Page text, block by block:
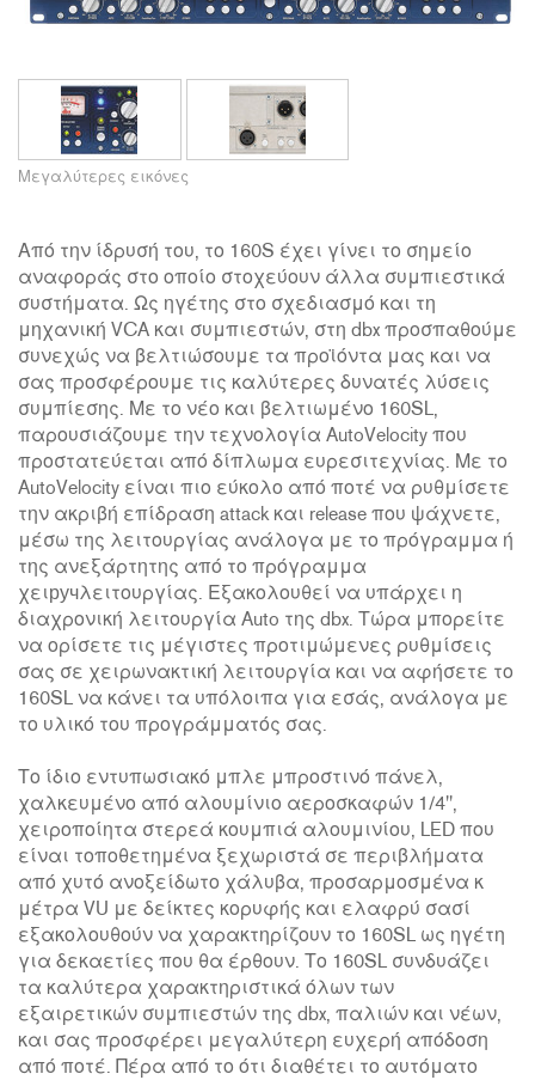
Μεγαλύτερες εικόνες
Από την ίδρυσή του, το 160S έχει γίνει το σημείο
αναφοράς στο οποίο στοχεύουν άλλα συμπιεστικά
συστήματα. Ως ηγέτης στο σχεδιασμό και τη
μηχανική VCA και συμπιεστών, στη dbx προσπαθούμε
συνεχώς να βελτιώσουμε τα προϊόντα μας και να
σας προσφέρουμε τις καλύτερες δυνατές λύσεις
συμπίεσης. Με το νέο και βελτιωμένο 160SL,
παρουσιάζουμε την τεχνολογία AutoVelocity που
προστατεύεται από δίπλωμα ευρεσιτεχνίας. Με το
AutoVelocity είναι πιο εύκολο από ποτέ να ρυθμίσετε
την ακριβή επίδραση attack και release που ψάχνετε,
μέσω της λειτουργίας ανάλογα με το πρόγραμμα ή
της ανεξάρτητης από το πρόγραμμα
χειручλειτουργίας. Εξακολουθεί να υπάρχει η
διαχρονική λειτουργία Auto της dbx. Τώρα μπορείτε
να ορίσετε τις μέγιστες προτιμώμενες ρυθμίσεις
σας σε χειρωνακτική λειτουργία και να αφήσετε το
160SL να κάνει τα υπόλοιπα για εσάς, ανάλογα με
το υλικό του προγράμματός σας.
Το ίδιο εντυπωσιακό μπλε μπροστινό πάνελ,
χαλκευμένο από αλουμίνιο αεροσκαφών 1/4",
χειροποίητα στερεά κουμπιά αλουμινίου, LED που
είναι τοποθετημένα ξεχωριστά σε περιβλήματα
από χυτό ανοξείδωτο χάλυβα, προσαρμοσμένα κ
μέτρα VU με δείκτες κορυφής και ελαφρύ σασί
εξακολουθούν να χαρακτηρίζουν το 160SL ως ηγέτη
για δεκαετίες που θα έρθουν. Το 160SL συνδυάζει
τα καλύτερα χαρακτηριστικά όλων των
εξαιρετικών συμπιεστών της dbx, παλιών και νέων,
και σας προσφέρει μεγαλύτερη ευχερή απόδοση
από ποτέ. Πέρα από το ότι διαθέτει το αυτόματο